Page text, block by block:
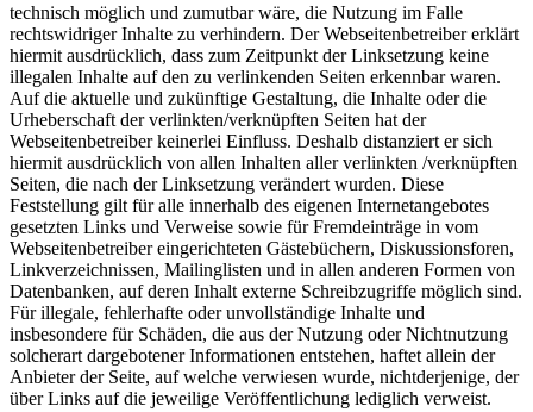
technisch möglich und zumutbar wäre, die Nutzung im Falle
rechtswidriger Inhalte zu verhindern. Der Webseitenbetreiber erklärt
hiermit ausdrücklich, dass zum Zeitpunkt der Linksetzung keine
illegalen Inhalte auf den zu verlinkenden Seiten erkennbar waren.
Auf die aktuelle und zukünftige Gestaltung, die Inhalte oder die
Urheberschaft der verlinkten/verknüpften Seiten hat der
Webseitenbetreiber keinerlei Einfluss. Deshalb distanziert er sich
hiermit ausdrücklich von allen Inhalten aller verlinkten /verknüpften
Seiten, die nach der Linksetzung verändert wurden. Diese
Feststellung gilt für alle innerhalb des eigenen Internetangebotes
gesetzten Links und Verweise sowie für Fremdeinträge in vom
Webseitenbetreiber eingerichteten Gästebüchern, Diskussionsforen,
Linkverzeichnissen, Mailinglisten und in allen anderen Formen von
Datenbanken, auf deren Inhalt externe Schreibzugriffe möglich sind.
Für illegale, fehlerhafte oder unvollständige Inhalte und
insbesondere für Schäden, die aus der Nutzung oder Nichtnutzung
solcherart dargebotener Informationen entstehen, haftet allein der
Anbieter der Seite, auf welche verwiesen wurde, nichtderjenige, der
über Links auf die jeweilige Veröffentlichung lediglich verweist.